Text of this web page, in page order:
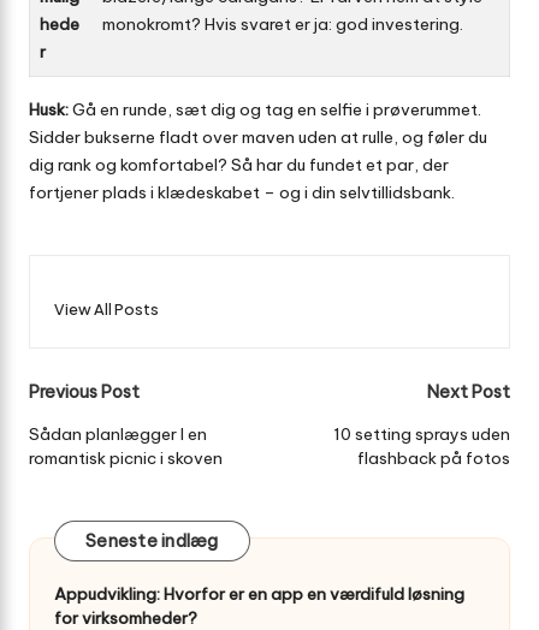
hede
r
monokromt? Hvis svaret er ja: god investering.
Husk:Gå en runde, sæt dig og tag en selfie i prøverummet.
Sidder bukserne fladt over maven uden at rulle, og føler du
dig rank og komfortabel? Så har du fundet et par, der
fortjener plads i klædeskabet – og i din selvtillidsbank.
View All Posts
Post
navigation
Previous Post
Sådan planlægger I en
romantisk picnic i skoven
Next Post
10 setting sprays uden
flashback på fotos
Seneste indlæg
Appudvikling: Hvorfor er en app en værdifuld løsning
for virksomheder?